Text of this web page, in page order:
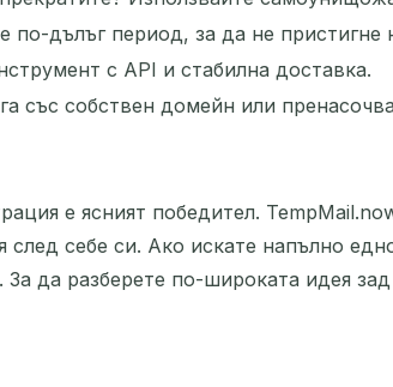
по-дълъг период, за да не
с API и стабилна доставка.
със собствен домейн или
е ясният победител.
себе си. Ако искате напълно
За да разберете по-широката идея